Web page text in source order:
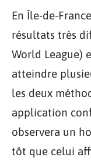
En Île-de-
résultats très
World League)
atteindre
les deux
application
observera un
tôt que celui